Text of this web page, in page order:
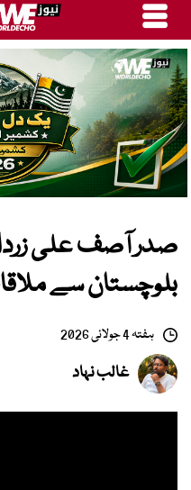
صدر آصف علی
بلوچستان سے
ہفتہ 4 جولائی 2026
غالب نہاد